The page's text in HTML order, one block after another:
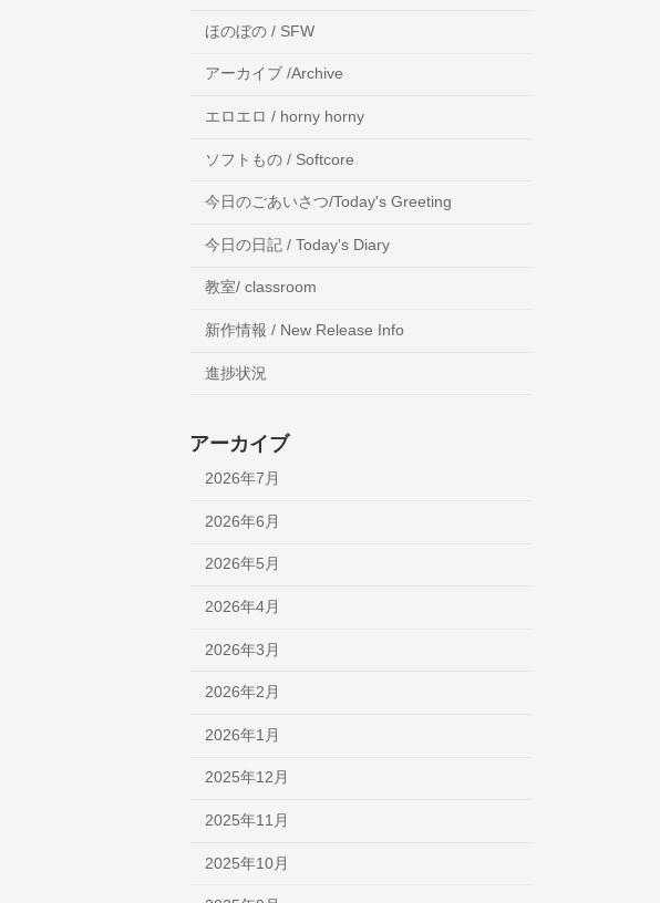
ほのぼの / SFW
アーカイブ /Archive
エロエロ / horny horny
ソフトもの / Softcore
今日のごあいさつ/Today's Greeting
今日の日記 / Today's Diary
教室/ classroom
新作情報 / New Release Info
進捗状況
アーカイブ
2026年7月
2026年6月
2026年5月
2026年4月
2026年3月
2026年2月
2026年1月
2025年12月
2025年11月
2025年10月